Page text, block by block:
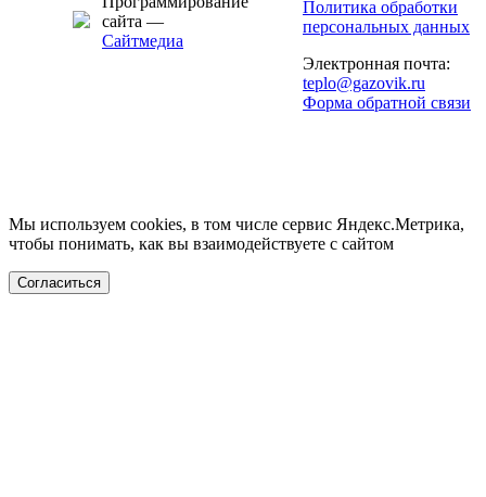
сайта —
Сайтмедиа
Политика обработки
персональных данных
Электронная почта:
teplo@gazovik.ru
Форма обратной связи
Мы используем cookies, в том числе сервис Яндекс.Метрика,
чтобы понимать, как вы взаимодействуете с сайтом
Согласиться